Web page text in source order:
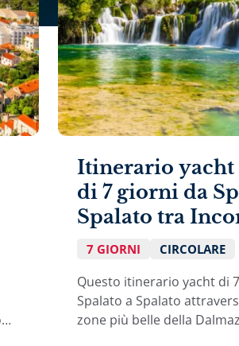
Itinerario yacht
di 7 giorni da
Spalato tra
Krka
7 GIORNI CIRCOLARE
Questo itinerario yacht di
Spalato a Spalato
zone più belle della